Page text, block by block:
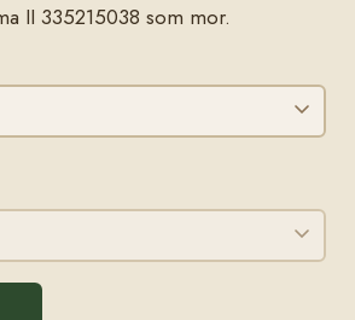
II 335215038 som mor.